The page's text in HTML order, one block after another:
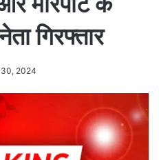
गिरफ्तार
2024